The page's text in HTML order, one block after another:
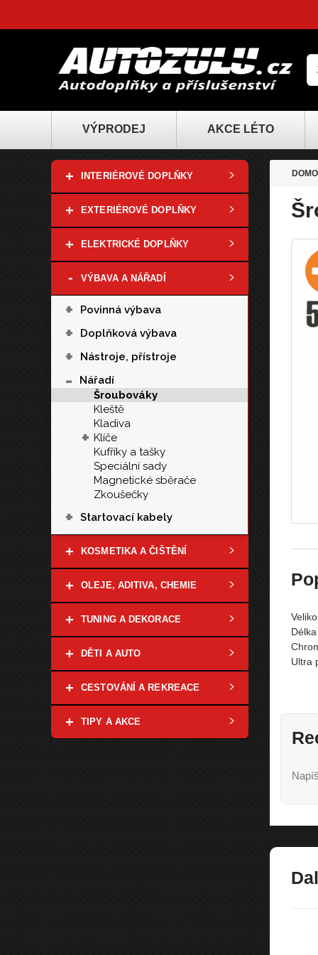
VÝPRODEJ AKCE LÉTO
+ INTERIÉROVÉ DOPLŇKY
+ EXTERIÉROVÉ DOPLŇKY
+ ELEKTRICKÉ DOPLŇKY
- VÝBAVA A NÁŘADÍ
+ Povinná výbava
+ Doplňková výbava
+ Nástroje, přístroje
-
Nářadí
Šroubováky
Kleště
Kladiva
+ Klíče
Kufříky a tašky
Speciální sady
Magnetické sběrače
Zkoušečky
+ Startovací kabely
+ KOSMETIKA A ČIŠTĚNÍ
+ OLEJE, ADITIVA, CHEMIE
+ TUNING A DEKORACE
+ DĚTI A AUTO
+ CESTOVÁNÍ A REKREACE
+ TIPY A AKCE
Ultra